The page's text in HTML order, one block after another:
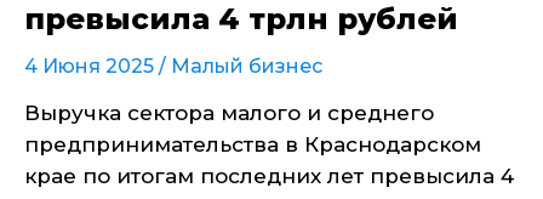
превысила 4 трлн рублей
4 Июня 2025 / Малый бизнес
Выручка сектора малого и среднего
предпринимательства в Краснодарском
крае по итогам последних лет превысила 4